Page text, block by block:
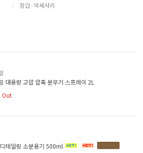
장갑·악세사리
대용량 고압 압축 분무기 스프레이 2L
Out
테일링 소분용기 500ml